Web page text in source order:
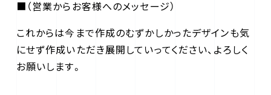
■（営業からお客様へのメッセージ）
これからは今まで作成のむずかしかったデザインも気
にせず作成いただき展開していってください、よろしく
お願いします。